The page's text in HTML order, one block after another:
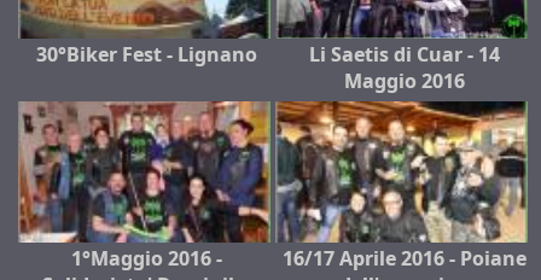
30°Biker Fest - Lignano
Li Saetis di Cuar - 14
Maggio 2016
1°Maggio 2016 -
16/17 Aprile 2016 - Poiane